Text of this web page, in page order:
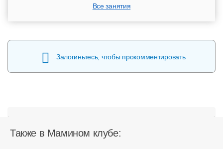
Все занятия
Залогиньтесь, чтобы прокомментировать
Также в Мамином клубе: